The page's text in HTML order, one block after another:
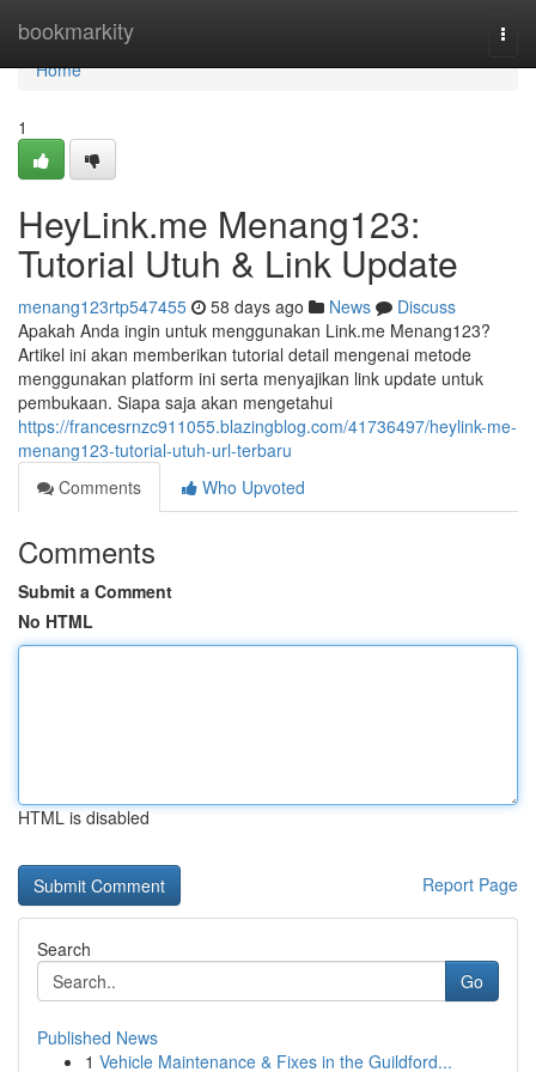
bookmarkity
Home
Home
1
HeyLink.me Menang123:
Tutorial Utuh & Link Update
menang123rtp547455 58 days ago News
Discuss
Apakah Anda ingin untuk menggunakan Link.me Menang123?
Artikel ini akan memberikan tutorial detail mengenai metode
menggunakan platform ini serta menyajikan link update untuk
pembukaan. Siapa saja akan mengetahui
https://francesrnzc911055.blazingblog.com/41736497/heylink-me-
menang123-tutorial-utuh-url-terbaru
Comments
Who Upvoted
Comments
Submit a Comment
No HTML
HTML is disabled
Report Page
Search
Go
Published News
1 Vehicle Maintenance & Fixes in the Guildford...